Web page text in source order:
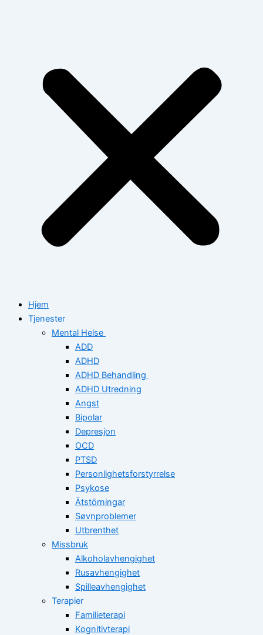
Hjem
Tjenester
Mental Helse
ADD
ADHD
ADHD Behandling
ADHD Utredning
Angst
Bipolar
Depresjon
OCD
PTSD
Personlighetsforstyrrelse
Psykose
Ätstörningar
Søvnproblemer
Utbrenthet
Missbruk
Alkoholavhengighet
Rusavhengighet
Spilleavhengighet
Terapier
Familieterapi
Kognitivterapi